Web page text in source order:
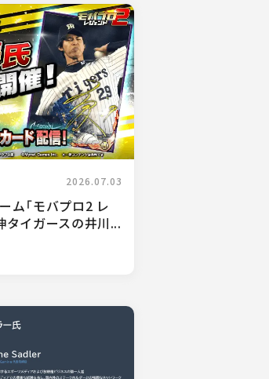
2026.07.03
ム「モバプロ2 レ
タイガースの井川...